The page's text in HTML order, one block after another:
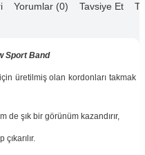
Yorumlar (0) Tavsiye Et
Sport Band
üretilmiş olan kordonları takmak
de şık bir görünüm kazandırır,